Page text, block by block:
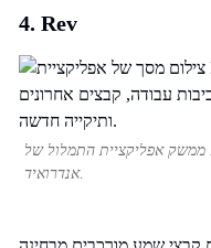
4. Rev
ממשק אפליקציית התמלול של Rev המציג אפשרויות לניהול קבצים במכשיר
אנדרואיד.